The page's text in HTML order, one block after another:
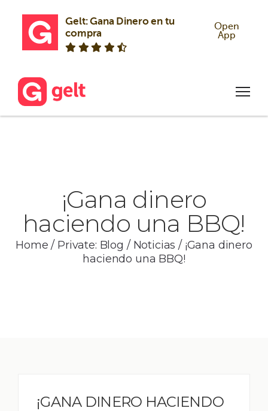
Gelt: Gana Dinero en tu
compra
Open
App
¡Gana dinero
haciendo una BBQ!
Home / Private: Blog / Noticias /¡Gana dinero
haciendo una BBQ!
¡GANA DINERO HACIENDO